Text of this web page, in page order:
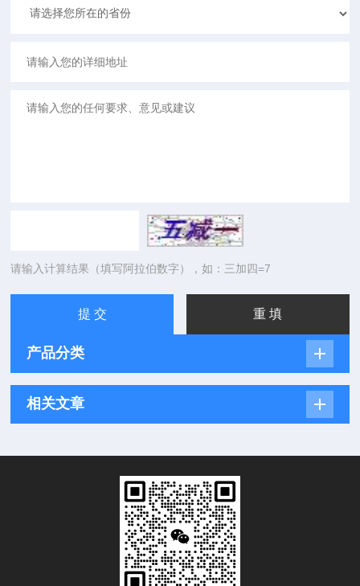
请输入计算结果（填写阿拉伯数字），如：三加四=7
产品分类
相关文章